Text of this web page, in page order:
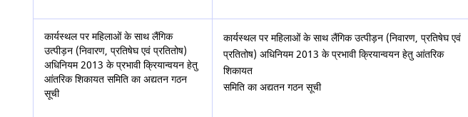
कार्यस्थल पर महिलाओं के साथ लैंगिक
उत्पीड़न (निवारण, प्रतिषेघ एवं प्रतितोष)
अधिनियम 2013 के प्रभावी क्रियान्वयन हेतु
आंतरिक शिकायत समिति का अद्यतन गठन
सूची
कार्यस्थल पर महिलाओं के साथ लैंगिक उत्पीड़न (निवारण, प्रतिषेघ एवं
प्रतितोष) अधिनियम 2013 के प्रभावी क्रियान्वयन हेतु आंतरिक
शिकायत
समिति का अद्यतन गठन सूची